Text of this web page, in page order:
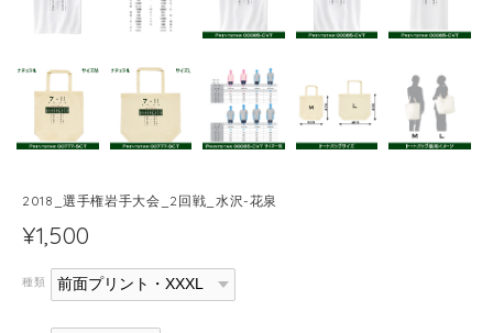
2018_選手権岩手大会_2回戦_水沢-花泉
¥1,500
種類